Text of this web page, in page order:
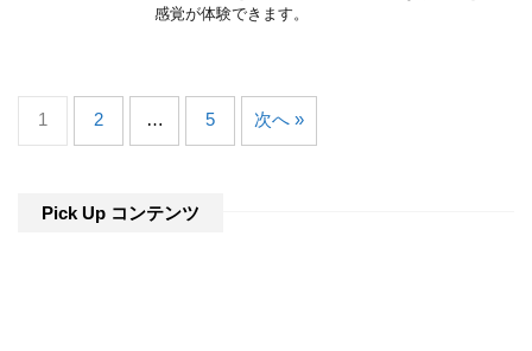
感覚が体験できます。
1 2 … 5 次へ »
Pick Up コンテンツ